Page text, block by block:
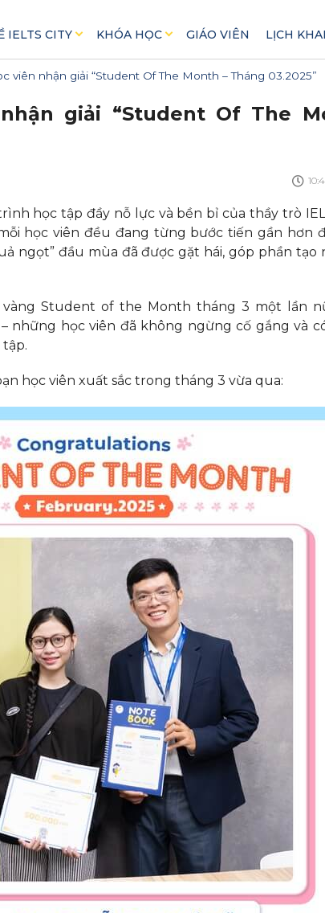
IELTS CITY KHÓA HỌC GIÁO VIÊN LỊCH
viên nhận giải “Student Of The Month – Tháng 03.2025”
giải “Student Of The
học tập đầy nỗ lực và bền bỉ của thầy trò
học viên đều đang từng bước tiến gần hơn
ngọt” đầu mùa đã được gặt hái, góp phần tạo
Student of the Month tháng 3 một lần
những học viên đã không ngừng cố gắng và
học viên xuất sắc trong tháng 3 vừa qua: